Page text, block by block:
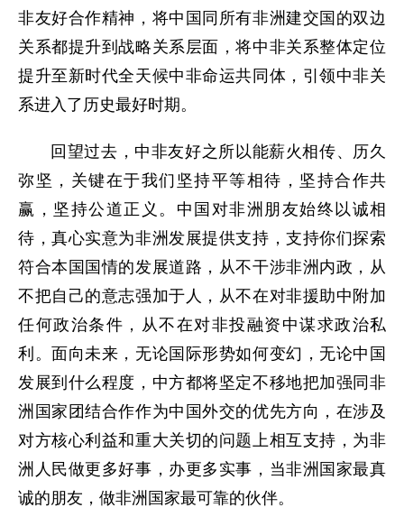
非友好合作精神，将中国同所有非洲建交国的双边
关系都提升到战略关系层面，将中非关系整体定位
提升至新时代全天候中非命运共同体，引领中非关
系进入了历史最好时期。
回望过去，中非友好之所以能薪火相传、历久
弥坚，关键在于我们坚持平等相待，坚持合作共
赢，坚持公道正义。中国对非洲朋友始终以诚相
待，真心实意为非洲发展提供支持，支持你们探索
符合本国国情的发展道路，从不干涉非洲内政，从
不把自己的意志强加于人，从不在对非援助中附加
任何政治条件，从不在对非投融资中谋求政治私
利。面向未来，无论国际形势如何变幻，无论中国
发展到什么程度，中方都将坚定不移地把加强同非
洲国家团结合作作为中国外交的优先方向，在涉及
对方核心利益和重大关切的问题上相互支持，为非
洲人民做更多好事，办更多实事，当非洲国家最真
诚的朋友，做非洲国家最可靠的伙伴。